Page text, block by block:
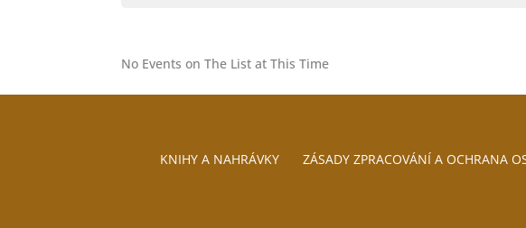
No Events on The List at This Time
KNIHY A NAHRÁVKY ZÁSADY ZPRACOVÁNÍ A OCHRANA